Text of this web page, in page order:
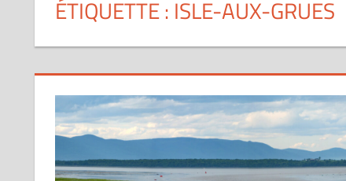
ÉTIQUETTE : ISLE-AUX-GRUES